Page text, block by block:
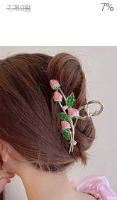
7,780원 7%